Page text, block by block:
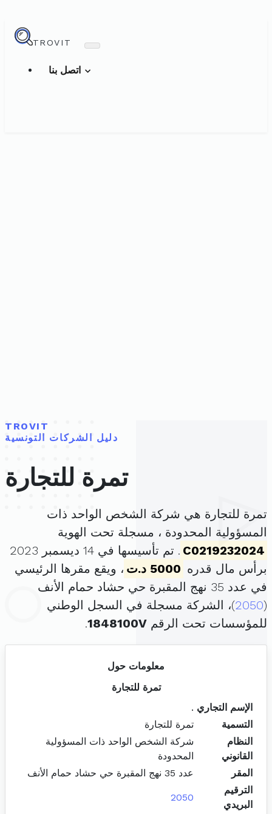
TROVIT
TROVIT
دليل الشركات التونسية
تمرة للتجارة
تمرة للتجارة هي شركة الشخص الواحد ذات
المسؤولية المحدودة ، مسجلة تحت الهوية
C0219232024
. تم تأسيسها في 14 ديسمبر 2023
برأس مال قدره 5000 د.ت
، ويقع مقرها الرئيسي
في عدد 35 نهج المقبرة حي حشاد حمام الأنف
(
2050)، الشركة مسجلة في السجل الوطني
للمؤسسات تحت الرقم 1848100V
.
معلومات حول
تمرة للتجارة
الإسم التجاري .
التسمية
تمرة للتجارة
النظام
القانوني
شركة الشخص الواحد ذات المسؤولية
المحدودة
المقر
عدد 35 نهج المقبرة حي حشاد حمام الأنف
الترقيم
البريدي
2050